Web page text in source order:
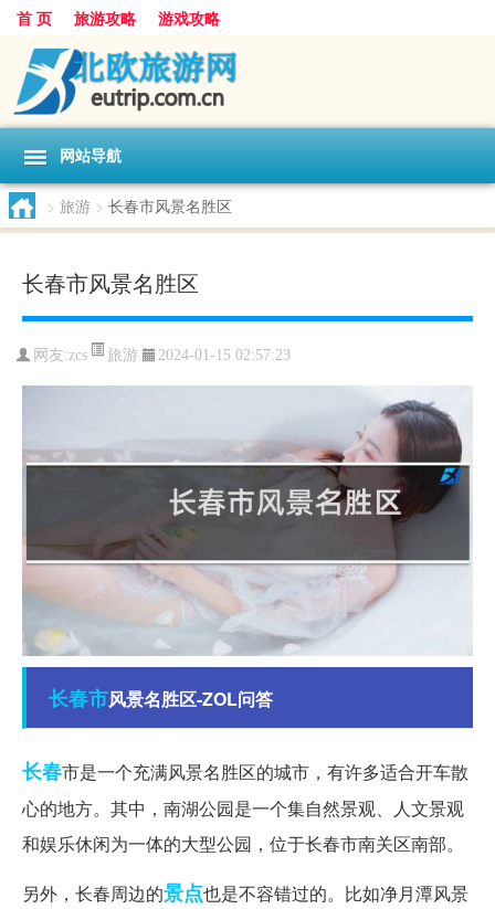
首 页 旅游攻略 游戏攻略
网站导航
> 旅游 > 长春市风景名胜区
长春市风景名胜区
网友:zcs 旅游 2024-01-15 02:57:23
长春市风景名胜区-ZOL问答
长春市是一个充满风景名胜区的城市，有许多适合开车散
心的地方。其中，南湖公园是一个集自然景观、人文景观
和娱乐休闲为一体的大型公园，位于长春市南关区南部。
另外，长春周边的景点也是不容错过的。比如净月潭风景